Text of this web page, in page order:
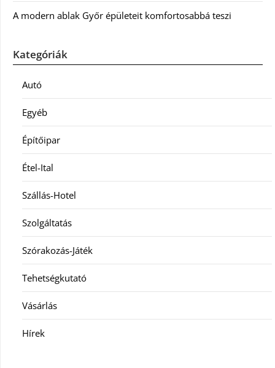
A modern ablak Győr épületeit komfortosabbá teszi
Kategóriák
Autó
Egyéb
Építőipar
Étel-Ital
Szállás-Hotel
Szolgáltatás
Szórakozás-Játék
Tehetségkutató
Vásárlás
Hírek